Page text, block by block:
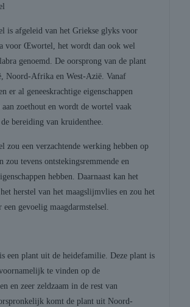
is afgeleid van het Griekse glyks voor
voor Œwortel, het wordt dan ook wel
genoemd. De oorsprong van de plant
Noord-Afrika en West-Azië. Vanaf
er al geneeskrachtige eigenschappen
aan zoethout en wordt de wortel vaak
bereiding van kruidenthee.
zou een verzachtende werking hebben op
zou tevens ontstekingsremmende en
hebben. Daarnaast kan het
herstel van het maagslijmvlies en zou het
gevoelig maagdarmstelsel.
een plant uit de heidefamilie. Deze plant is
te vinden op de
en zeer zeldzaam in de rest van
komt de plant uit Noord-